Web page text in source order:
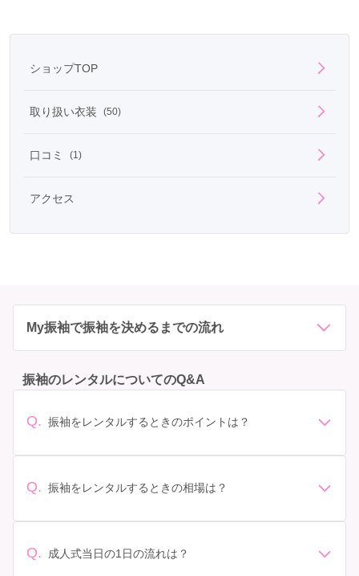
ショップTOP
取り扱い衣装 (50)
口コミ (1)
アクセス
My振袖で振袖を決めるまでの流れ
振袖のレンタルについてのQ&A
Q. 振袖をレンタルするときのポイントは？
があります。 サイズ選び: 自分の体型に合ったサイズを
ンタル料金に含まれるもの（小物や帯、草履など）を確
Q. 振袖をレンタルするときの相場は？
されています。 高級なものやブランド物になると、それ
Q. 成人式当日の1日の流れは？